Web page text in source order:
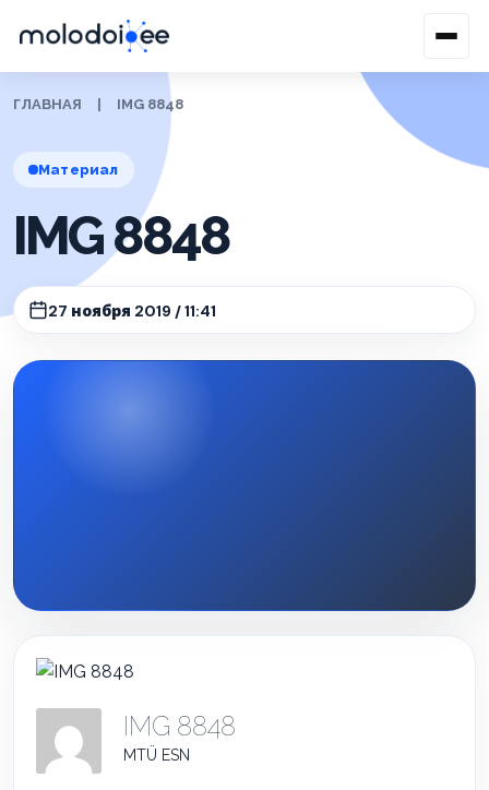
ГЛАВНАЯ IMG 8848
Материал
IMG 8848
27 ноября 2019 / 11:41
IMG 8848
MTÜ ESN